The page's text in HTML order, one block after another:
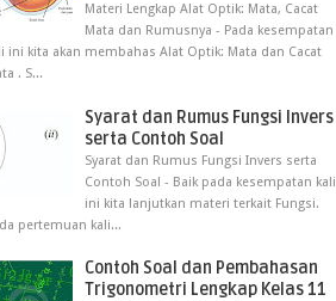
Materi Lengkap Alat Optik: Mata, Cacat
Mata dan Rumusnya - Pada kesempatan
ini kita akan membahas Alat Optik: Mata dan Cacat
. S...
Syarat dan Rumus Fungsi Invers
serta Contoh Soal
Syarat dan Rumus Fungsi Invers serta
Contoh Soal - Baik pada kesempatan kali
ini kita lanjutkan materi terkait Fungsi.
pertemuan kali...
Contoh Soal dan Pembahasan
Trigonometri Lengkap Kelas 11